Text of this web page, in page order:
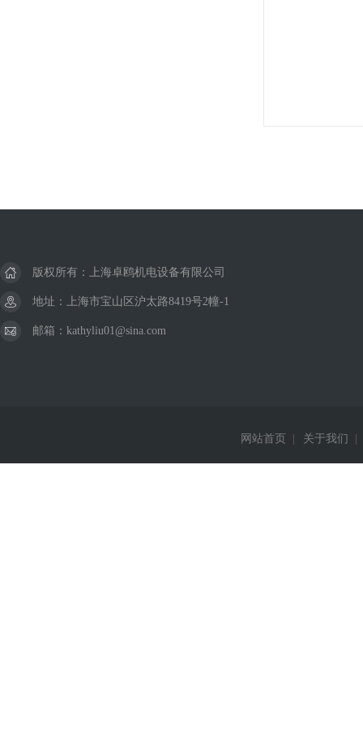
版权所有：上海卓鸥机电设备有限公司
地址：上海市宝山区沪太路8419号2幢-1
邮箱：kathyliu01@sina.com
网站首页 关于我们